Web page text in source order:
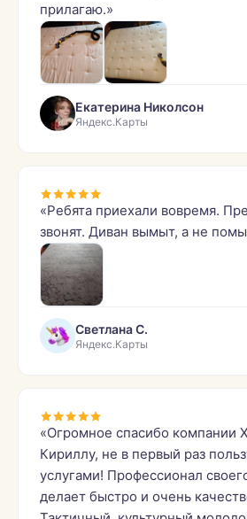
прилагаю.»
Екатерина Николсон
Яндекс.Карты
«Ребята приехали вовремя.
звонят. Диван вымыт, а не
Светлана С.
Яндекс.Карты
«Огромное спасибо компании
Кириллу, не в первый раз
услугами! Профессионал
делает быстро и очень